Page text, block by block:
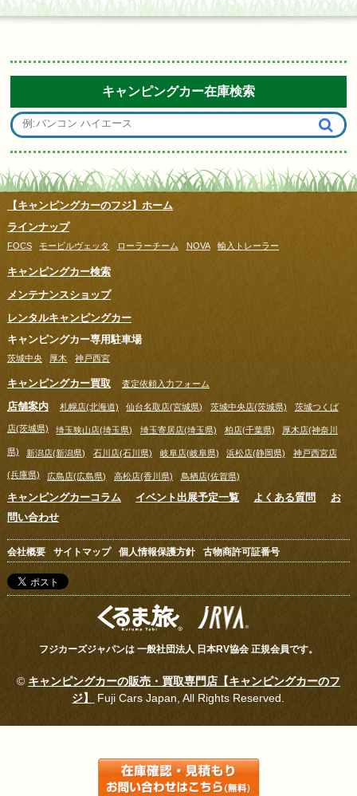
キャンピングカー在庫検索
【キャンピングカーのフジ】ホーム
ラインナップ
FOCS モービルヴェッタ ローラーチーム NOVA 輸入トレーラー
キャンピングカー検索
メンテナンスショップ
レンタルキャンピングカー
キャンピングカー専用駐車場
茨城中央 厚木 神戸西宮
キャンピングカー買取 査定依頼入力フォーム
店舗案内 札幌店(北海道) 仙台名取店(宮城県) 茨城中央店(茨城県) 茨城つくば
店(茨城県) 埼玉狭山店(埼玉県) 埼玉寄居店(埼玉県) 柏店(千葉県) 厚木店(神奈川
県) 新潟店(新潟県) 石川店(石川県) 岐阜店(岐阜県) 浜松店(静岡県) 神戸西宮店
(兵庫県) 広島店(広島県) 高松店(香川県) 鳥栖店(佐賀県)
キャンピングカーコラム イベント出展予定一覧 よくある質問
お
問い合わせ
会社概要 サイトマップ 個人情報保護方針 古物商許可証番号
フジカーズジャパンは 一般社団法人 日本RV協会 正規会員です。
© キャンピングカーの販売・買取専門店【キャンピングカーのフ
ジ】
Fuji Cars Japan, All Rights Reserved.